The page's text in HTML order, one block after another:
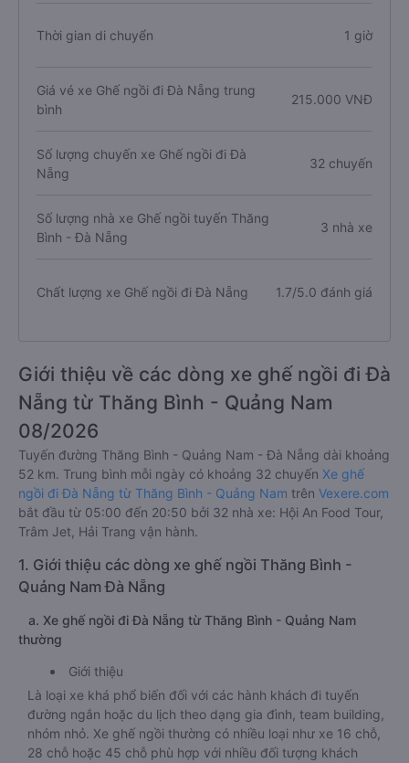
Thời gian di chuyển 1 giờ
Giá vé xe Ghế ngồi đi Đà Nẵng trung
bình
215.000 VNĐ
Số lượng chuyến xe Ghế ngồi đi Đà
Nẵng
32 chuyến
Số lượng nhà xe Ghế ngồi tuyến Thăng
Bình - Đà Nẵng
3 nhà xe
Chất lượng xe Ghế ngồi đi Đà Nẵng 1.7/5.0 đánh giá
Giới thiệu về các dòng xe ghế ngồi đi Đà
Nẵng từ Thăng Bình - Quảng Nam
08/2026
Tuyến đường Thăng Bình - Quảng Nam - Đà Nẵng dài khoảng
52 km. Trung bình mỗi ngày có khoảng 32 chuyến Xe ghế
ngồi đi Đà Nẵng từ Thăng Bình - Quảng Nam trên Vexere.com
bắt đầu từ 05:00 đến 20:50 bởi 32 nhà xe: Hội An Food Tour,
Trâm Jet, Hải Trang vận hành.
1. Giới thiệu các dòng xe ghế ngồi Thăng Bình -
Quảng Nam Đà Nẵng
a. Xe ghế ngồi đi Đà Nẵng từ Thăng Bình - Quảng Nam
thường
Giới thiệu
Là loại xe khá phổ biến đối với các hành khách đi tuyến
đường ngắn hoặc du lịch theo dạng gia đình, team building,
nhóm nhỏ. Xe ghế ngồi thường có nhiều loại như xe 16 chỗ,
28 chỗ hoặc 45 chỗ phù hợp với nhiều đối tượng khách